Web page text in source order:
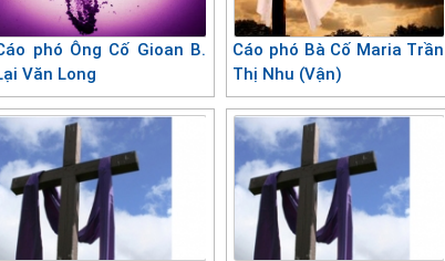
phó Ông Cố Gioan B.
Văn Long
Cáo phó Bà Cố Maria Trần
Thị Nhu (Vận)